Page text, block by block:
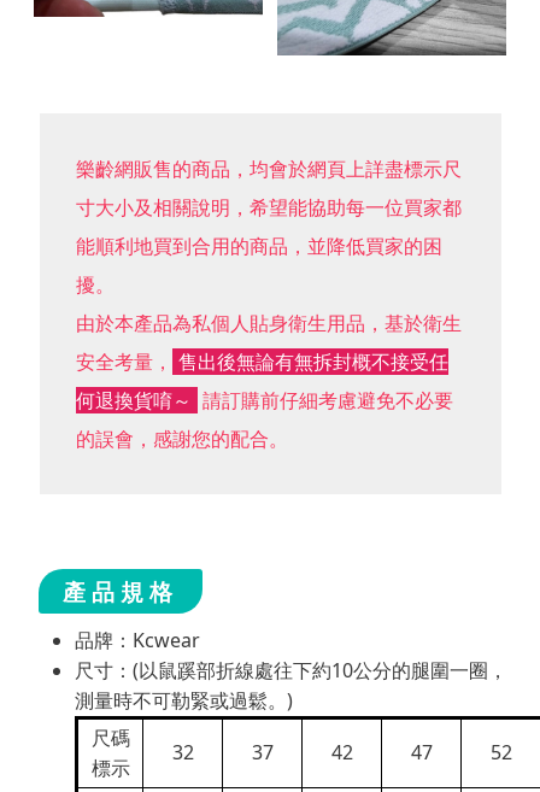
樂齡網販售的商品，均會於網頁上詳盡標示尺
寸大小及相關說明，希望能協助每一位買家都
能順利地買到合用的商品，並降低買家的困
擾。
由於本產品為私個人貼身衛生用品，基於衛生
安全考量， 售出後無論有無拆封概不接受任
何退換貨唷～ 請訂購前仔細考慮避免不必要
的誤會，感謝您的配合。
產品規格
品牌：Kcwear
尺寸：(以鼠蹊部折線處往下約10公分的腿圍一圈，
測量時不可勒緊或過鬆。)
尺碼
標示
32 37 42 47 52